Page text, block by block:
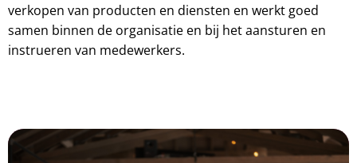
verkopen van producten en diensten en werkt goed
samen binnen de organisatie en bij het aansturen en
instrueren van medewerkers.